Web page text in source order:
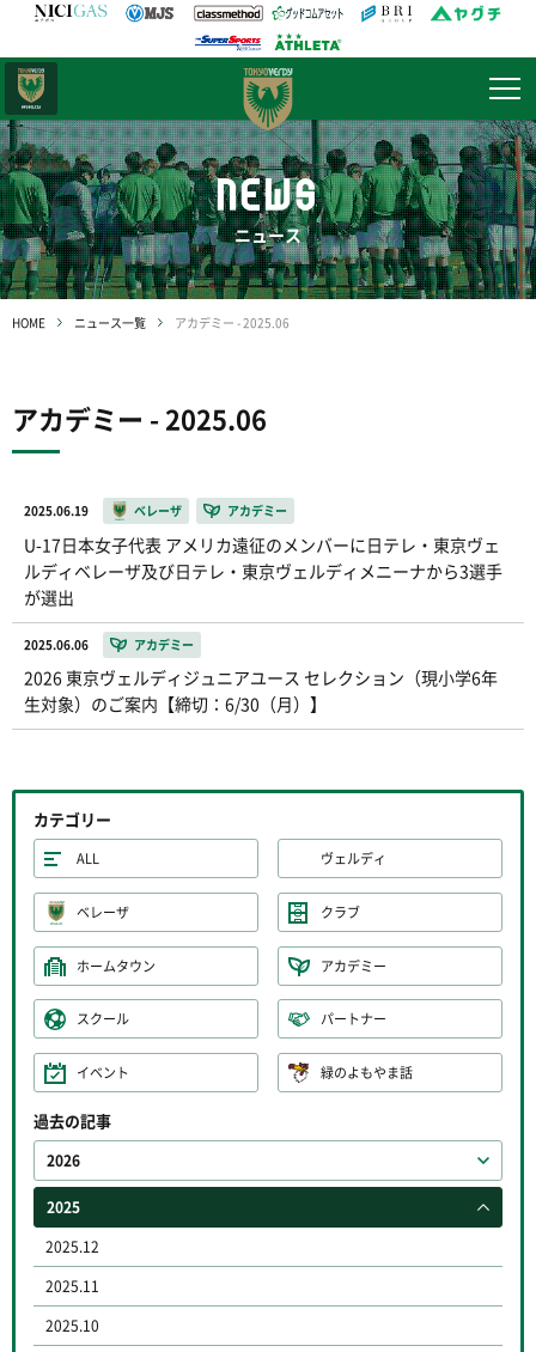
NEWS
ニュース
HOME ニュース一覧 アカデミー - 2025.06
アカデミー - 2025.06
2025.06.19 ベレーザ アカデミー
U-17日本女子代表 アメリカ遠征のメンバーに日テレ・東京ヴェ
ルディベレーザ及び日テレ・東京ヴェルディメニーナから3選手
が選出
2025.06.06 アカデミー
2026 東京ヴェルディジュニアユース セレクション（現小学6年
生対象）のご案内【締切：6/30（月）】
カテゴリー
ALL ヴェルディ
ベレーザ クラブ
ホームタウン アカデミー
スクール パートナー
イベント 緑のよもやま話
過去の記事
2026
2025
2025.12
2025.11
2025.10